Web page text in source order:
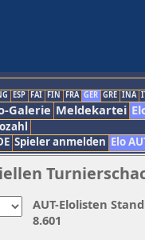
ESP FAI FIN FRA GER GRE INA
Galerie Meldekartei
Spieler anmelden Elo
AUT-Elolisten
8.601